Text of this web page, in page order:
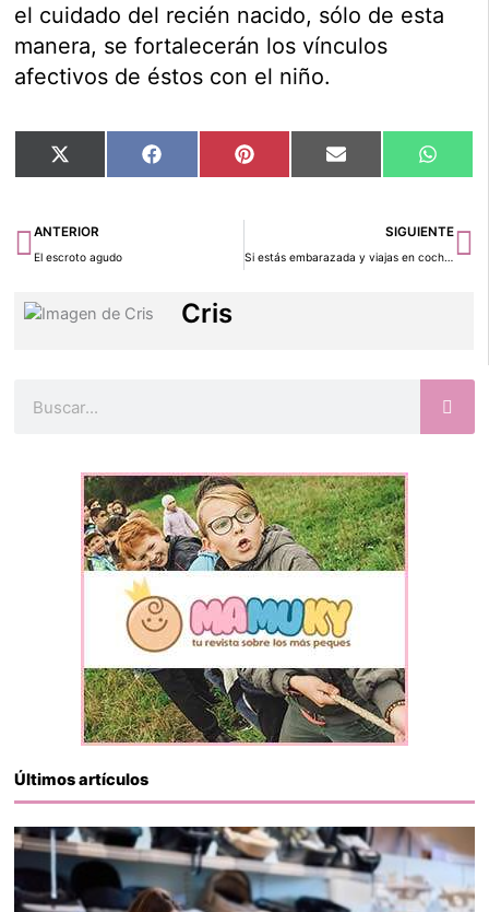
el cuidado del recién nacido, sólo de esta
manera, se fortalecerán los vínculos
afectivos de éstos con el niño.
Compartir
en
X
(Twitter)
Compartir
en
Facebook Compartir
en
Pinterest Compartir
en
Email
en
Ant
ANTERIOR
El escroto agudo
SIGUIENTE
Si estás embarazada y viajas en coche…
Cris
Últimos artículos